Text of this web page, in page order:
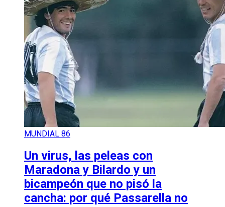
MUNDIAL 86
Un virus, las peleas con
Maradona y Bilardo y un
bicampeón que no pisó la
cancha: por qué Passarella no